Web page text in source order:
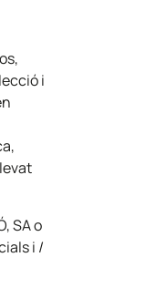
i
SA o
i /